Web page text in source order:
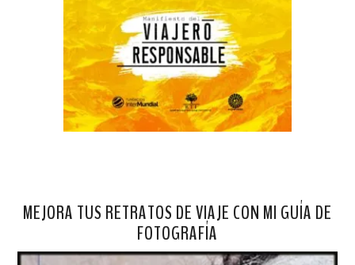
MEJORA TUS RETRATOS DE VIAJE CON MI GUÍA DE
FOTOGRAFÍA